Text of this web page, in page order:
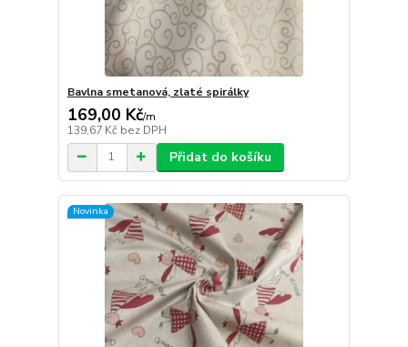
Bavlna smetanová, zlaté spirálky
169,00 Kč/m
139,67 Kč bez DPH
Přidat do košíku
Novinka